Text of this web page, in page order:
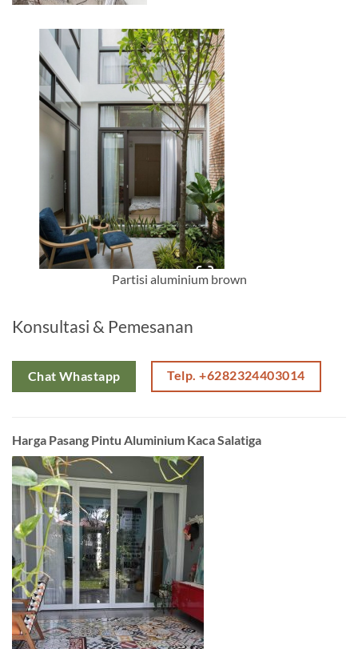
Partisi aluminium brown
Konsultasi & Pemesanan
Chat Whastapp Telp. +6282324403014
Harga Pasang Pintu Aluminium Kaca Salatiga